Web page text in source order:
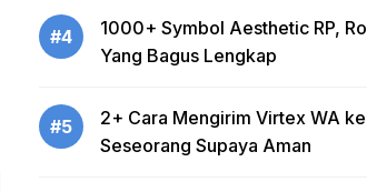
#4
1000+ Symbol Aesthetic RP,
Yang Bagus Lengkap
#5
2+ Cara Mengirim Virtex WA
Seseorang Supaya Aman